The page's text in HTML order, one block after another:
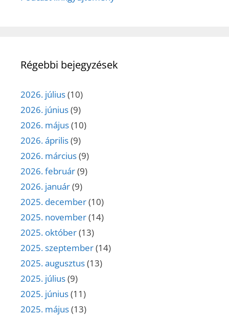
Régebbi bejegyzések
2026. július(10)
2026. június(9)
2026. május(10)
2026. április(9)
2026. március(9)
2026. február(9)
2026. január(9)
2025. december(10)
2025. november(14)
2025. október(13)
2025. szeptember(14)
2025. augusztus(13)
2025. július(9)
2025. június(11)
2025. május(13)